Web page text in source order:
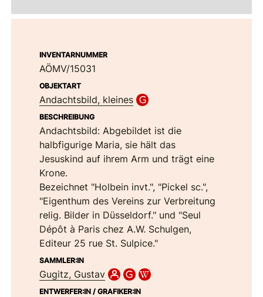
INVENTARNUMMER
AÖMV/15031
OBJEKTART
Andachtsbild, kleines
BESCHREIBUNG
Andachtsbild: Abgebildet ist die
halbfigurige Maria, sie hält das
Jesuskind auf ihrem Arm und trägt eine
Krone.
Bezeichnet "Holbein invt.", "Pickel sc.",
"Eigenthum des Vereins zur Verbreitung
relig. Bilder in Düsseldorf." und "Seul
Dépôt à Paris chez A.W. Schulgen,
Editeur 25 rue St. Sulpice."
SAMMLER:IN
Gugitz, Gustav
ENTWERFER:IN / GRAFIKER:IN